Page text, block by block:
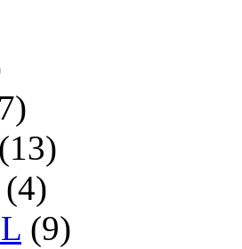
(13)
(4)
(9)